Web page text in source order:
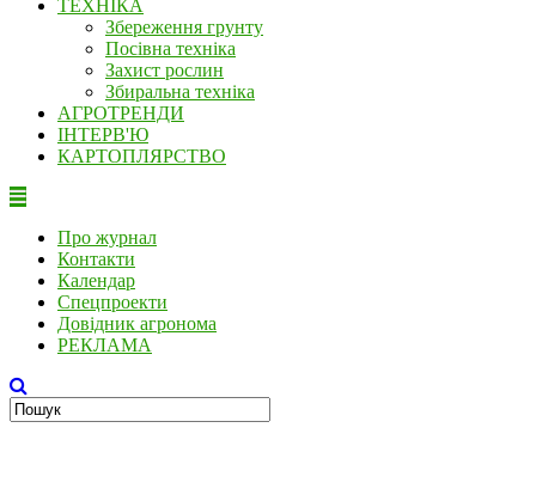
ТЕХНІКА
Збереження грунту
Посівна техніка
Захист рослин
Збиральна техніка
АГРОТРЕНДИ
ІНТЕРВ'Ю
КАРТОПЛЯРСТВО
Про журнал
Контакти
Календар
Спецпроекти
Довідник агронома
РЕКЛАМА